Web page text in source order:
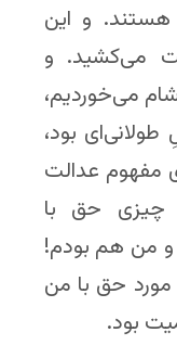
هستند. و این
می‌کشید. و
می‌خوردیم،
بود،
مفهوم عدالت
چیزی حق با
من هم بودم!
مورد حق با من
بود.